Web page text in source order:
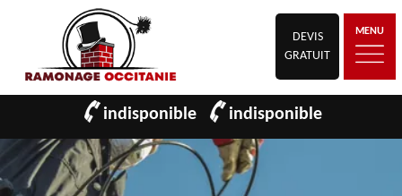
DEVIS
GRATUIT
MENU
indisponible indisponible